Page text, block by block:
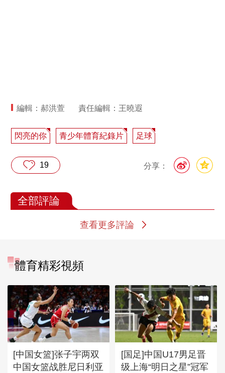
編輯：郝洪萱 責任編輯：王曉遐
閃亮的你 青少年體育紀錄片 足球
分享：
19
全部評論
查看更多評論
體育精彩視頻
[中国女篮]张子宇两双
中国女篮战胜尼日利亚
[国足]中国U17男足晋
级上海“明日之星”冠军